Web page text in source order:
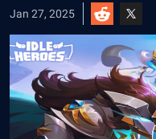
Jan 27, 2025